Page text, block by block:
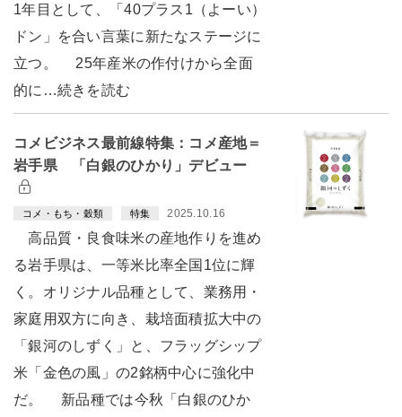
1年目として、「40プラス1（よーい）
ドン」を合い言葉に新たなステージに
立つ。 25年産米の作付けから全面
的に…続きを読む
コメビジネス最前線特集：コメ産地＝
岩手県 「白銀のひかり」デビュー
コメ・もち・穀類 特集 2025.10.16
高品質・良食味米の産地作りを進め
る岩手県は、一等米比率全国1位に輝
く。オリジナル品種として、業務用・
家庭用双方に向き、栽培面積拡大中の
「銀河のしずく」と、フラッグシップ
米「金色の風」の2銘柄中心に強化中
だ。 新品種では今秋「白銀のひか